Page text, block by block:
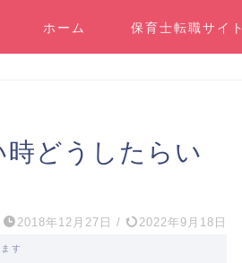
ホーム 保育士転職サイト
どうしたらい
2018年12月27日 / 2022年9月18日
す